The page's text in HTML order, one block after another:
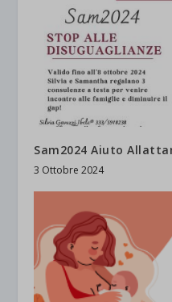
Sam2024 Aiuto
3 Ottobre 2024